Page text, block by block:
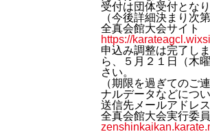
受付は団体受付とな
（今後詳細決まり次
全真会館大会サイト
https://
申込み調整は完了し
ら、５月２１日（木
さい。
（期限を過ぎてのご
ナルデータなどにつ
送信先メールアドレス
全真会館大会実行委